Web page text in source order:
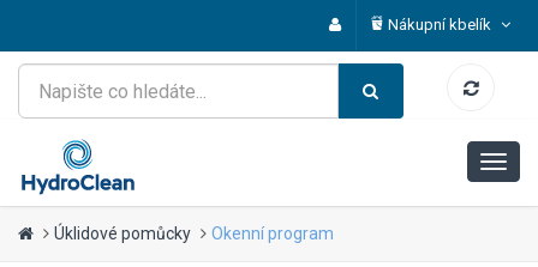
Nákupní kbelík
Úklidové pomůcky Okenní program